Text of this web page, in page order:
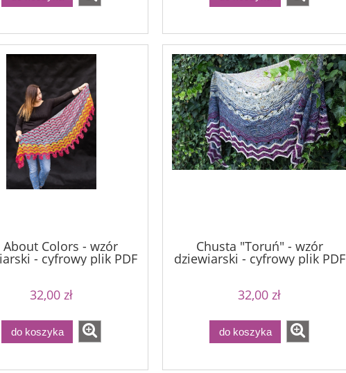
About Colors - wzór
- cyfrowy plik PDF
32,00 zł
do koszyka
Chusta "Toruń" - wzór
dziewiarski - cyfrowy plik PDF
32,00 zł
do koszyka